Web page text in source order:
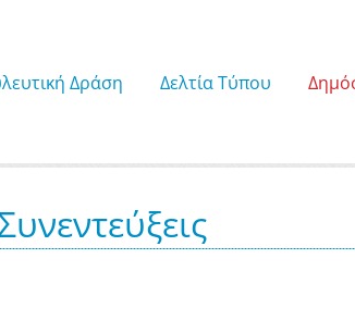
Δράση Δελτία Τύπου